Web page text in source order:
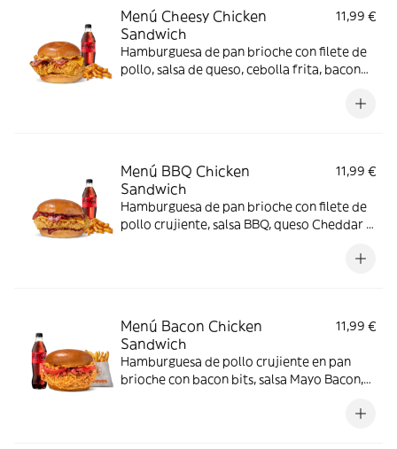
Menú Cheesy Chicken
Sandwich
11,99 €
Hamburguesa de pan brioche con filete de
pollo, salsa de queso, cebolla frita, bacon
Menú BBQ Chicken
Sandwich
11,99 €
Hamburguesa de pan brioche con filete de
pollo crujiente, salsa BBQ, queso Cheddar y
Menú Bacon Chicken
Sandwich
11,99 €
Hamburguesa de pollo crujiente en pan
brioche con bacon bits, salsa Mayo Bacon,